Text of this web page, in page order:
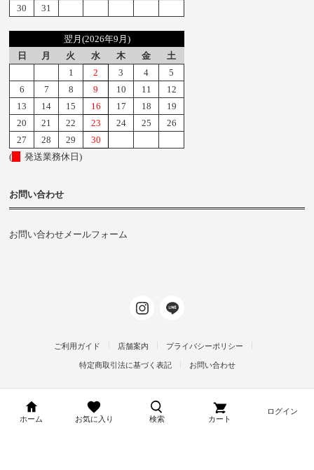
30
31
翌月(2026年9月)
日
月 火 水 木 金
土
1
2 3 4
5
6
7 8 9 10 11
12
13
14 15 16 17 18
19
20
21 22 23 24 25
26
27
28 29
30
(
発送業務休日)
お問い合わせ
お問い合わせメールフォーム
ご利用ガイド 店舗案内 プライバシーポリシー
特定商取引法に基づく表記 お問い合わせ
d-arms-shop.jp
ホーム お気に入り 検索 カート
ログイン